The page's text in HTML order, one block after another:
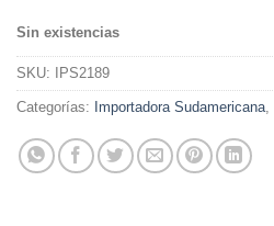
Sin existencias
SKU: IPS2189
Categorías: Importadora Sudamericana